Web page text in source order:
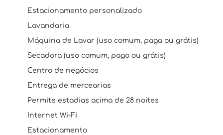
Estacionamento personalizado
Lavandaria
Máquina de Lavar (uso comum, paga ou grátis)
Secadora (uso comum, pago ou grátis)
Centro de negócios
Entrega de mercearias
Permite estadias acima de 28 noites
Internet Wi-Fi
Estacionamento